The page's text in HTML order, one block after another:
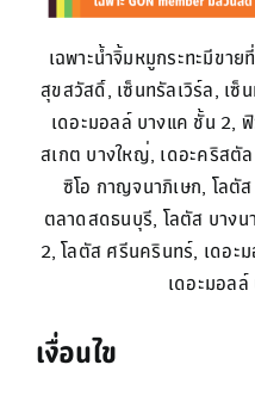
เฉพาะน้ำจิ้มหมูกระทะมีขา
สุขสวัสดิ์, เซ็นทรัลเวิร์ล, เ
เดอะมอลล์ บางแค ชั้น 2,
สเกต บางใหญ่, เดอะคริสตั
ซิโอ กาญจนาภิเษก, โลตั
ตลาดสดธนบุรี, โลตัส บางน
2, โลตัส ศรีนครินทร์, เดอะ
เดอะมอลล์
เงื่อนไข